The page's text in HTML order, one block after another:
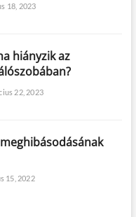
18, 2023
hiányzik az
22, 2023
15, 2022